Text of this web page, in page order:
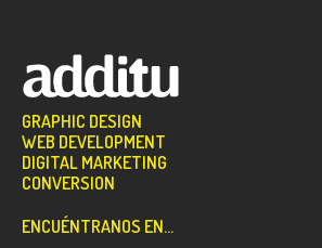
GRAPHIC DESIGN
WEB DEVELOPMENT
DIGITAL MARKETING
CONVERSION
ENCUÉNTRANOS EN...